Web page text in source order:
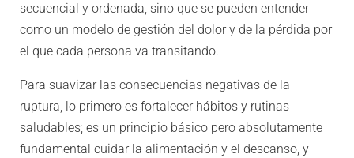
secuencial y ordenada, sino que se pueden entender
como un modelo de gestión del dolor y de la pérdida por
el que cada persona va transitando.
Para suavizar las consecuencias negativas de la
ruptura, lo primero es fortalecer hábitos y rutinas
saludables; es un principio básico pero absolutamente
fundamental cuidar la alimentación y el descanso, y